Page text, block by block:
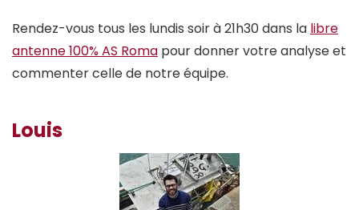
Rendez-vous tous les lundis soir à 21h30 dans la libre
antenne 100% AS Roma pour donner votre analyse et
commenter celle de notre équipe.
Louis